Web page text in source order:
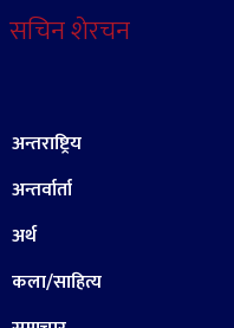
सचिन शेरचन
अन्तराष्ट्रिय
अन्तर्वार्ता
अर्थ
कला/साहित्य